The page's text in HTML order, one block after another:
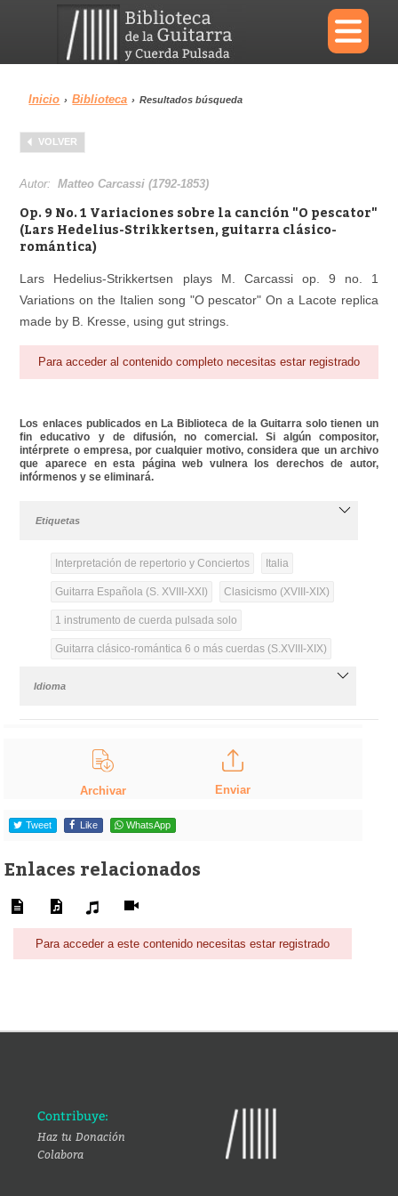
×
Menu
Biblioteca
Área personal Reproductor
Inicio › Biblioteca › Resultados búsqueda
VOLVER
Autor:Matteo Carcassi (1792-1853)
Op. 9 No. 1 Variaciones sobre la canción "O pescator"
(Lars Hedelius-Strikkertsen, guitarra clásico-
romántica)
Lars Hedelius-Strikkertsen plays M. Carcassi op. 9 no. 1
Variations on the Italien song "O pescator" On a Lacote replica
made by B. Kresse, using gut strings.
Para acceder al contenido completo necesitas estar registrado
Los enlaces publicados en La Biblioteca de la Guitarra solo tienen un
fin educativo y de difusión, no comercial. Si algún compositor,
intérprete o empresa, por cualquier motivo, considera que un archivo
que aparece en esta página web vulnera los derechos de autor,
infórmenos y se eliminará.
Etiquetas
Interpretación de repertorio y Conciertos Italia
Guitarra Española (S. XVIII-XXI) Clasicismo (XVIII-XIX)
1 instrumento de cuerda pulsada solo
Guitarra clásico-romántica 6 o más cuerdas (S.XVIII-XIX)
Idioma
Archivar Enviar
Tweet Like WhatsApp
Enlaces relacionados
Para acceder a este contenido necesitas estar registrado
Contribuye:
Haz tu Donación
Colabora